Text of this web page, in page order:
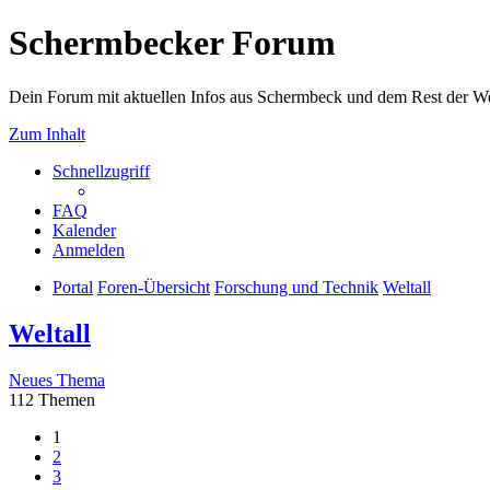
Schermbecker Forum
Dein Forum mit aktuellen Infos aus Schermbeck und dem Rest der
Zum Inhalt
Schnellzugriff
FAQ
Kalender
Anmelden
Portal Foren-Übersicht Forschung und Technik Weltall
Weltall
Neues Thema
112 Themen
1
2
3